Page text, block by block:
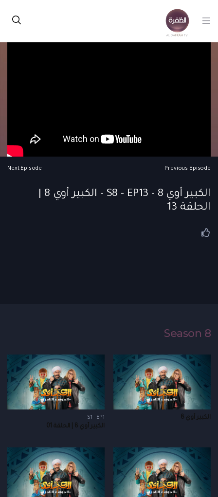
Previous Episode
Next Episode
الحلقة 13
Season 8
الكبير أوي 8 S1 - EP1
الكبير أوي 8 | الحلقة 01